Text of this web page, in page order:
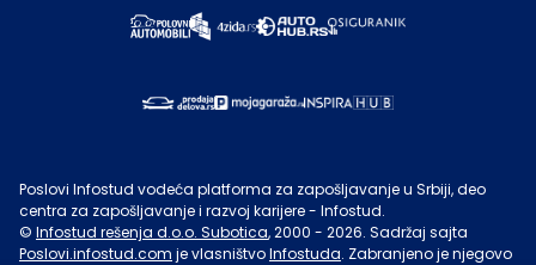
Poslovi Infostud vodeća platforma za zapošljavanje u Srbiji, deo
centra za zapošljavanje i razvoj karijere - Infostud.
© Infostud rešenja d.o.o. Subotica, 2000 - 2026. Sadržaj sajta
Poslovi.infostud.com je vlasništvoInfostuda. Zabranjeno je njegovo